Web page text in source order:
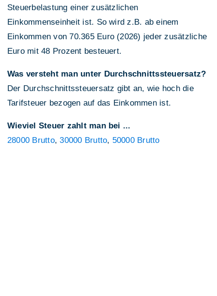
Steuerbelastung einer zusätzlichen
Einkommenseinheit ist. So wird z.B. ab einem
Einkommen von 70.365 Euro (2026) jeder zusätzliche
Euro mit 48 Prozent besteuert.
Was versteht man unter Durchschnittssteuersatz?
Der Durchschnittssteuersatz gibt an, wie hoch die
Tarifsteuer bezogen auf das Einkommen ist.
Wieviel Steuer zahlt man bei ...
28000 Brutto,30000 Brutto, 50000 Brutto